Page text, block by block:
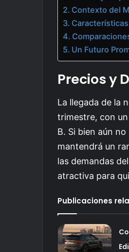
Contexto del
Un Futuro
Precios y
La llegada de la
trimestre, con
B. Si bien aún
mantendrá un
las demandas
atractiva para
Publicaciones